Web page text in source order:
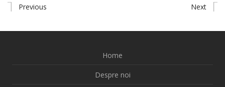
Previous Next
Home
Despre noi